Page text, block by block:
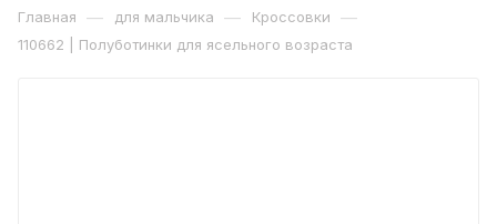
Главная — для мальчика — Кроссовки —
110662 | Полуботинки для ясельного возраста